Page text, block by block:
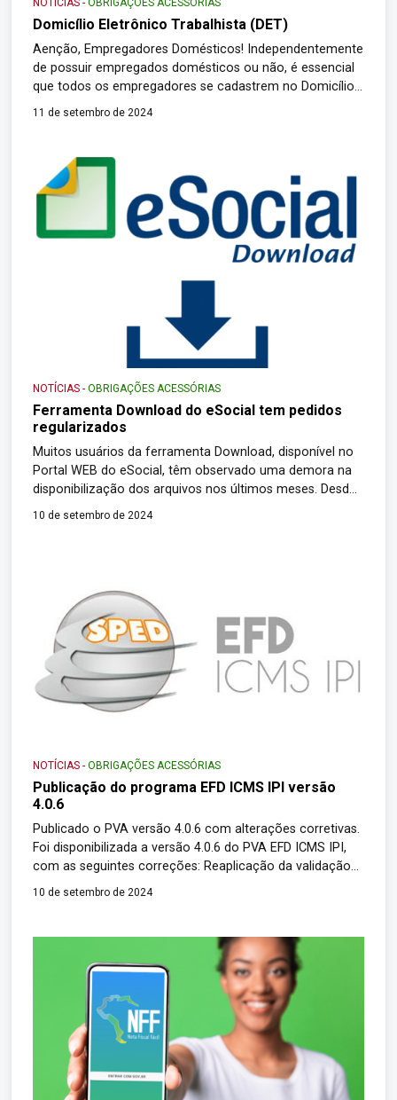
Domicílio Eletrônico Trabalhista (DET)
Aenção, Empregadores Domésticos! Independentemente
de possuir empregados domésticos ou não, é essencial
que todos os empregadores se cadastrem no Domicílio
Eletrônico Trabalhista (DET). Mantenha pelo menos um
validade das comunicações eletrônicas enviadas não
depende do cadastro de contatos. Ou […]
11 de setembro de 2024
NOTÍCIAS -OBRIGAÇÕES ACESSÓRIAS
Ferramenta Download do eSocial tem pedidos
regularizados
Muitos usuários da ferramenta Download, disponível no
Portal WEB do eSocial, têm observado uma demora na
disponibilização dos arquivos nos últimos meses. Desde
meados de junho/2024, observa-se um aumento muito
10 de setembro de 2024
NOTÍCIAS -OBRIGAÇÕES ACESSÓRIAS
Publicação do programa EFD ICMS IPI versão
4.0.6
Publicado o PVA versão 4.0.6 com alterações corretivas.
Foi disponibilizada a versão 4.0.6 do PVA EFD ICMS IPI,
com as seguintes correções: Reaplicação da validação
das chaves de índices dos registros. Retorno da
Cadastro Centralizado de Contribuintes (CCC). Download
através […]
10 de setembro de 2024